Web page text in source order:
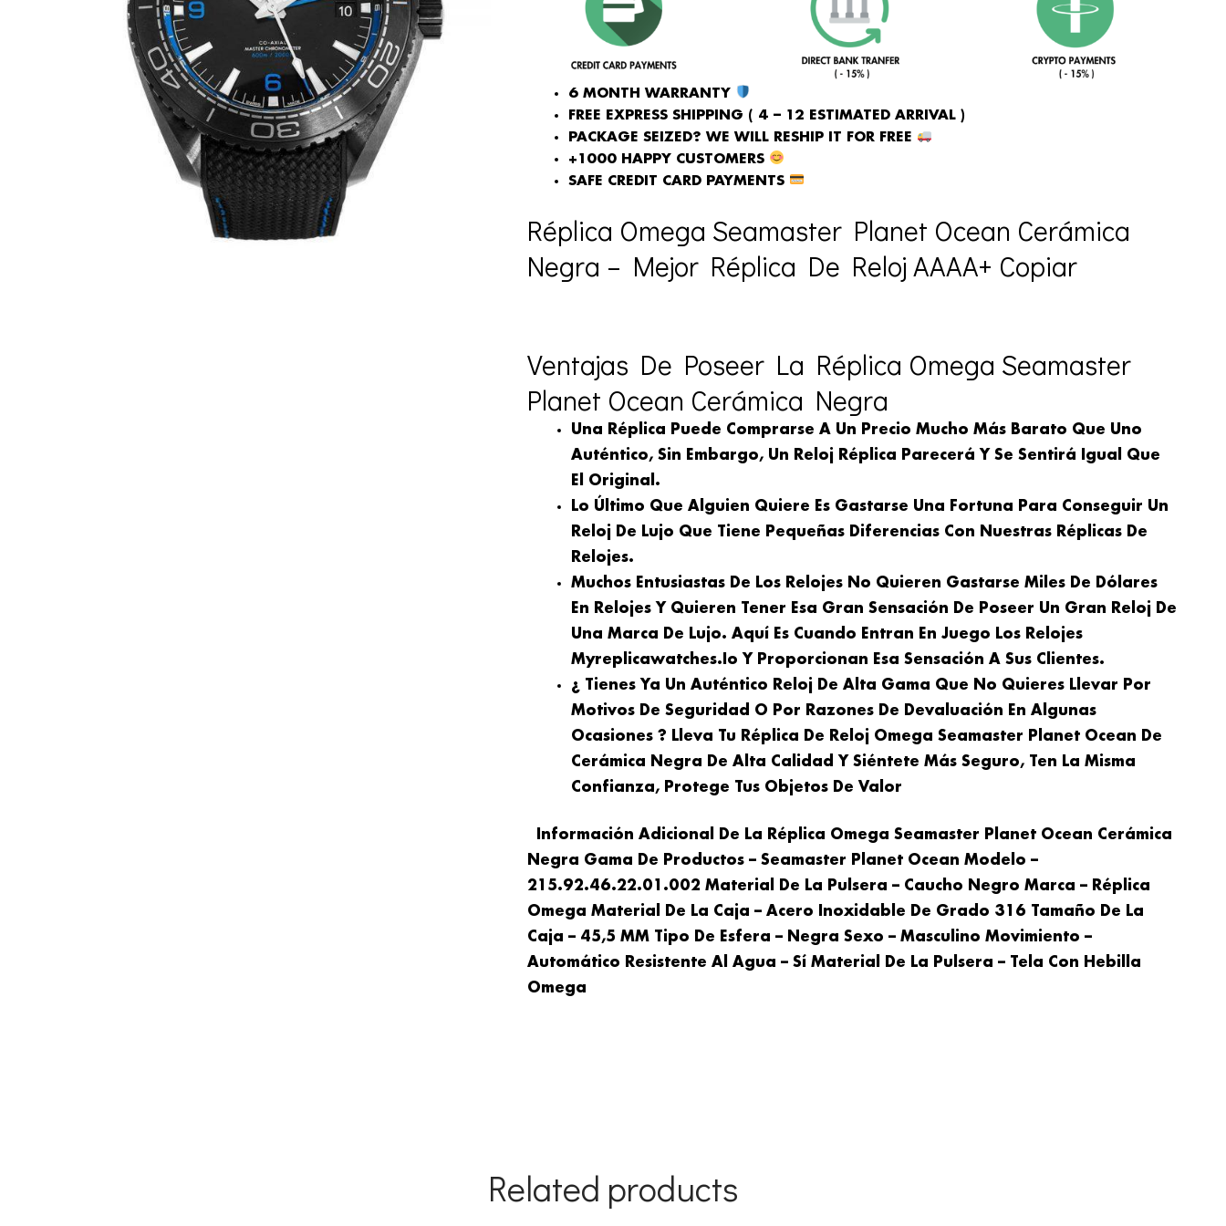
6 MONTH WARRANTY
FREE EXPRESS SHIPPING ( 4 – 12 ESTIMATED ARRIVAL )
PACKAGE SEIZED? WE WILL RESHIP IT FOR FREE
+1000 HAPPY CUSTOMERS
SAFE CREDIT CARD PAYMENTS
Réplica Omega Seamaster Planet Ocean Cerámica
Negra – Mejor Réplica De Reloj AAAA+ Copiar
Ventajas De Poseer La Réplica Omega Seamaster
Planet Ocean Cerámica Negra
Una Réplica Puede Comprarse A Un Precio Mucho Más Barato Que Uno
Auténtico, Sin Embargo, Un Reloj Réplica Parecerá Y Se Sentirá Igual Que
El Original.
Lo Último Que Alguien Quiere Es Gastarse Una Fortuna Para Conseguir Un
Reloj De Lujo Que Tiene Pequeñas Diferencias Con Nuestras Réplicas De
Relojes.
Muchos Entusiastas De Los Relojes No Quieren Gastarse Miles De Dólares
En Relojes Y Quieren Tener Esa Gran Sensación De Poseer Un Gran Reloj De
Una Marca De Lujo. Aquí Es Cuando Entran En Juego Los Relojes
Myreplicawatches.io Y Proporcionan Esa Sensación A Sus Clientes.
¿ Tienes Ya Un Auténtico Reloj De Alta Gama Que No Quieres Llevar Por
Motivos De Seguridad O Por Razones De Devaluación En Algunas
Ocasiones ? Lleva Tu Réplica De Reloj Omega Seamaster Planet Ocean De
Cerámica Negra De Alta Calidad Y Siéntete Más Seguro, Ten La Misma
Confianza, Protege Tus Objetos De Valor
Información Adicional De La Réplica Omega Seamaster Planet Ocean Cerámica
Negra Gama De Productos – Seamaster Planet Ocean Modelo –
215.92.46.22.01.002 Material De La Pulsera – Caucho Negro Marca – Réplica
Omega Material De La Caja – Acero Inoxidable De Grado 316 Tamaño De La
Caja – 45,5 MM Tipo De Esfera – Negra Sexo – Masculino Movimiento –
Automático Resistente Al Agua – Sí Material De La Pulsera – Tela Con Hebilla
Omega
Related products